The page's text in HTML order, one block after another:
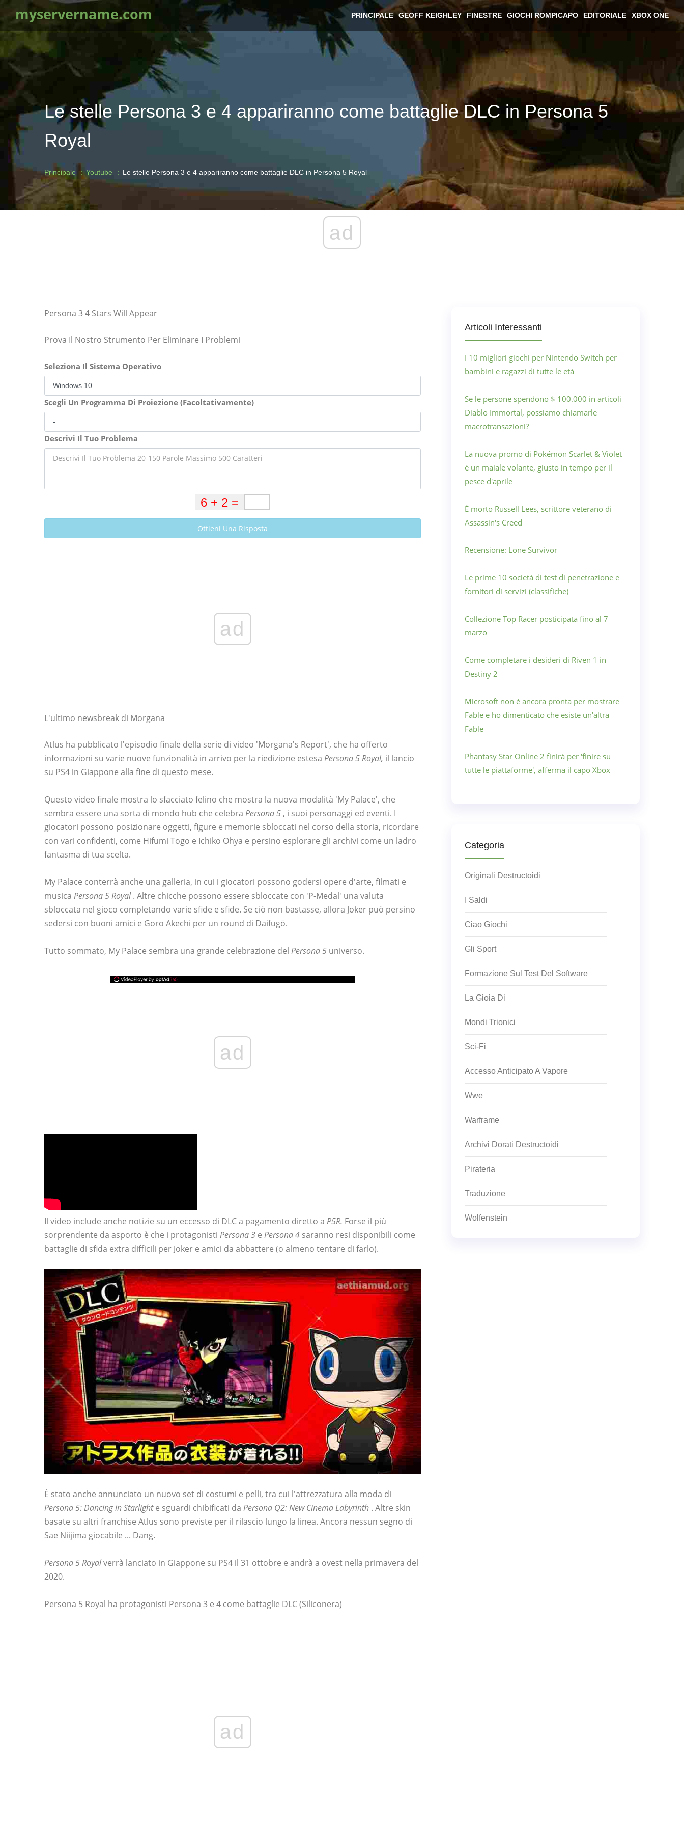
myservername.com PRINCIPALE GEOFF KEIGHLEY FINESTRE GIOCHI ROMPICAPO EDITORIALE XBOX ONE
Le stelle Persona 3 e 4 appariranno come battaglie DLC in Persona 5
Royal
Principale Youtube Le stelle Persona 3 e 4 appariranno come battaglie DLC in Persona 5 Royal
ad
Persona 3 4 Stars Will Appear
Prova Il Nostro Strumento Per Eliminare I Problemi
Seleziona Il Sistema Operativo
Scegli Un Programma Di Proiezione (Facoltativamente)
Descrivi Il Tuo Problema
Ottieni Una Risposta
ad
L'ultimo newsbreak di Morgana
Atlus ha pubblicato l'episodio finale della serie di video 'Morgana's Report', che ha offerto
informazioni su varie nuove funzionalità in arrivo per la riedizione estesa Persona 5 Royal, il lancio
su PS4 in Giappone alla fine di questo mese.
Questo video finale mostra lo sfacciato felino che mostra la nuova modalità 'My Palace', che
sembra essere una sorta di mondo hub che celebra Persona 5 , i suoi personaggi ed eventi. I
giocatori possono posizionare oggetti, figure e memorie sbloccati nel corso della storia, ricordare
con vari confidenti, come Hifumi Togo e Ichiko Ohya e persino esplorare gli archivi come un ladro
fantasma di tua scelta.
My Palace conterrà anche una galleria, in cui i giocatori possono godersi opere d'arte, filmati e
musica Persona 5 Royal. Altre chicche possono essere sbloccate con 'P-Medal' una valuta
sbloccata nel gioco completando varie sfide e sfide. Se ciò non bastasse, allora Joker può persino
sedersi con buoni amici e Goro Akechi per un round di Daifugō.
Tutto sommato, My Palace sembra una grande celebrazione del Persona 5 universo.
ad
Il video include anche notizie su un eccesso di DLC a pagamento diretto a P5R. Forse il più
sorprendente da asporto è che i protagonisti Persona 3 e Persona 4 saranno resi disponibili come
battaglie di sfida extra difficili per Joker e amici da abbattere (o almeno tentare di farlo).
È stato anche annunciato un nuovo set di costumi e pelli, tra cui l'attrezzatura alla moda di
Persona 5: Dancing in Starlighte sguardi chibificati da Persona Q2: New Cinema Labyrinth . Altre skin
basate su altri franchise Atlus sono previste per il rilascio lungo la linea. Ancora nessun segno di
Sae Niijima giocabile ... Dang.
Persona 5 Royalverrà lanciato in Giappone su PS4 il 31 ottobre e andrà a ovest nella primavera del
2020.
Persona 5 Royal ha protagonisti Persona 3 e 4 come battaglie DLC (Siliconera)
ad
Articoli Interessanti
I 10 migliori giochi per Nintendo Switch per
bambini e ragazzi di tutte le età
Se le persone spendono $ 100.000 in articoli
Diablo Immortal, possiamo chiamarle
macrotransazioni?
La nuova promo di Pokémon Scarlet & Violet
è un maiale volante, giusto in tempo per il
pesce d'aprile
È morto Russell Lees, scrittore veterano di
Assassin's Creed
Recensione: Lone Survivor
Le prime 10 società di test di penetrazione e
fornitori di servizi (classifiche)
Collezione Top Racer posticipata fino al 7
marzo
Come completare i desideri di Riven 1 in
Destiny 2
Microsoft non è ancora pronta per mostrare
Fable e ho dimenticato che esiste un'altra
Fable
Phantasy Star Online 2 finirà per 'finire su
tutte le piattaforme', afferma il capo Xbox
Categoria
Originali Destructoidi
I Saldi
Ciao Giochi
Gli Sport
Formazione Sul Test Del Software
La Gioia Di
Mondi Trionici
Sci-Fi
Accesso Anticipato A Vapore
Wwe
Warframe
Archivi Dorati Destructoidi
Pirateria
Traduzione
Wolfenstein